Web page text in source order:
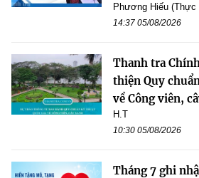
Phương Hiếu (Thực
14:37 05/08/2026
Thanh tra
thiện Quy
về Công viên,
H.T
10:30 05/08/2026
Tháng 7 ghi